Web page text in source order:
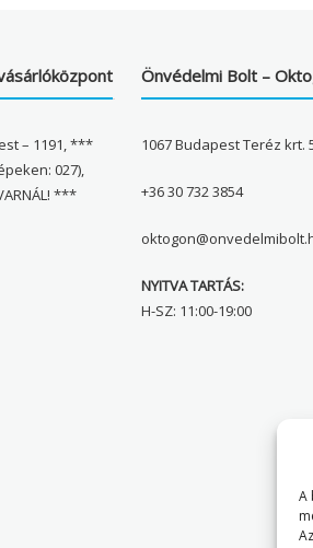
A
– 1191, ***
027),
***
Önvédelmi Bolt –
1067 Budapest Teréz krt.
+36 30 732 3854
NYITVA TARTÁS:
H-SZ: 11:00-19:00